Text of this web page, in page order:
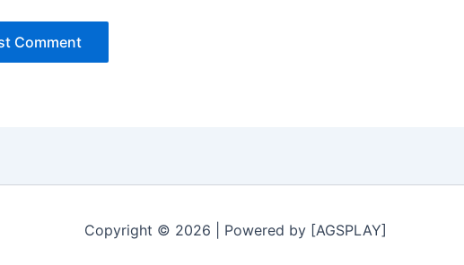
Copyright © 2026 | Powered by [AGSPLAY]